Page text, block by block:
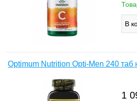
Optimum Nutrition Opti-Men 240 таб
1